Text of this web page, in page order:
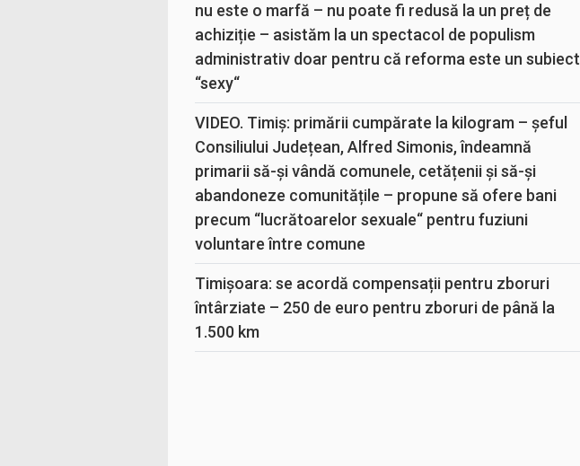
nu este o marfă – nu poate fi redusă la un preț de
achiziție – asistăm la un spectacol de populism
administrativ doar pentru că reforma este un subiect
“sexy“
VIDEO. Timiș: primării cumpărate la kilogram – șeful
Consiliului Județean, Alfred Simonis, îndeamnă
primarii să-și vândă comunele, cetățenii și să-și
abandoneze comunitățile – propune să ofere bani
precum “lucrătoarelor sexuale“ pentru fuziuni
voluntare între comune
Timișoara: se acordă compensații pentru zboruri
întârziate – 250 de euro pentru zboruri de până la
1.500 km